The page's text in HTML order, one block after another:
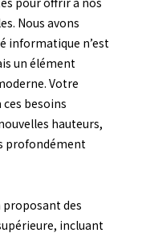
Nous avons
informatique n’est
un élément
Votre
besoins
hauteurs,
profondément
proposant des
incluant